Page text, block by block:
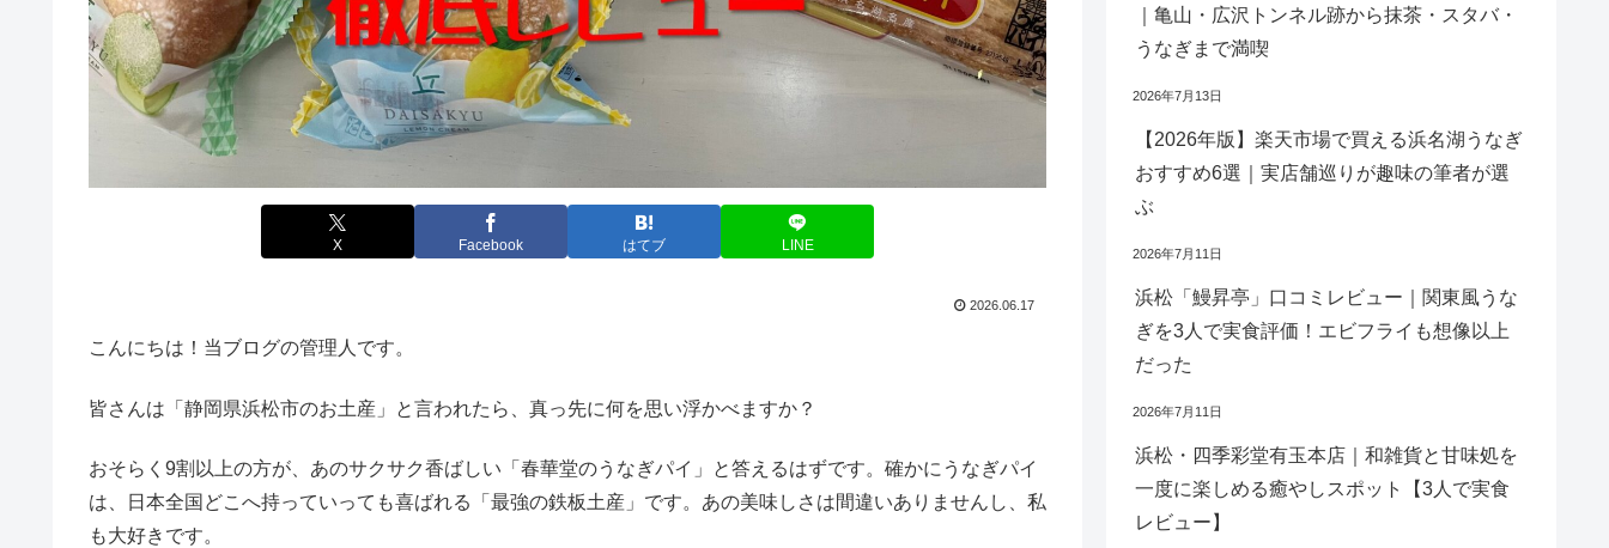
X Facebook はてブ LINE
2026.06.17
こんにちは！当ブログの管理人です。
皆さんは「静岡県浜松市のお土産」と言われたら、真っ先に何を思い浮かべますか？
おそらく9割以上の方が、あのサクサク香ばしい「春華堂のうなぎパイ」と答えるはずです。確かにうなぎパイ
は、日本全国どこへ持っていっても喜ばれる「最強の鉄板土産」です。あの美味しさは間違いありませんし、私
も大好きです。
｜亀山・広沢トンネル跡から抹茶・スタバ・
うなぎまで満喫
2026年7月13日
【2026年版】楽天市場で買える浜名湖うなぎ
おすすめ6選｜実店舗巡りが趣味の筆者が選
ぶ
2026年7月11日
浜松「鰻昇亭」口コミレビュー｜関東風うな
ぎを3人で実食評価！エビフライも想像以上
だった
2026年7月11日
浜松・四季彩堂有玉本店｜和雑貨と甘味処を
一度に楽しめる癒やしスポット【3人で実食
レビュー】